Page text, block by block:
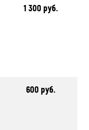
1 300 руб.
600 руб.